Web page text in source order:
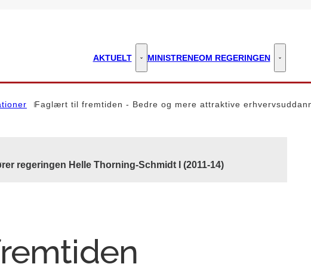
AKTUELT Aktuelt - Flere links
MINISTRENEOM REGERINGEN Om
Faglært til fremtiden - Bedre og mere attraktive
regeringen Helle Thorning-Schmidt I (2011-14)